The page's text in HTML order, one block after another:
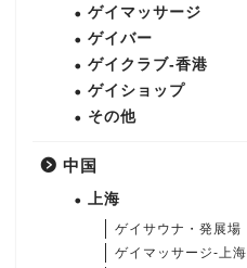
ゲイマッサージ
ゲイバー
ゲイクラブ-香港
ゲイショップ
その他
中国
上海
ゲイサウナ・発展場
ゲイマッサージ-上海